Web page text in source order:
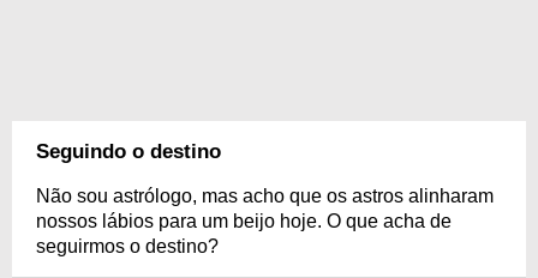
Seguindo o destino
Não sou astrólogo, mas acho que os astros alinharam
nossos lábios para um beijo hoje. O que acha de
seguirmos o destino?